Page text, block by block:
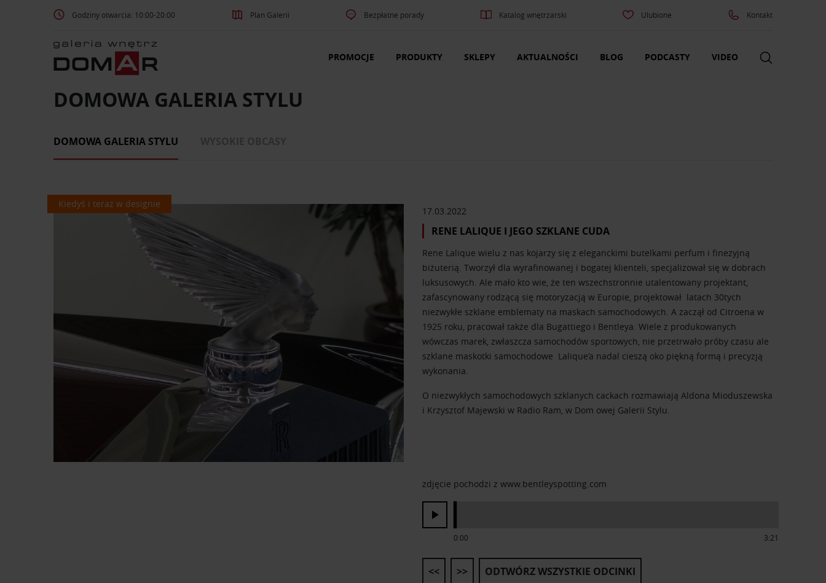
Godziny otwarcia: 10:00-20:00 Plan Galerii Bezpłatne porady Katalog wnętrzarski Ulubione Kontakt
PROMOCJE PRODUKTY SKLEPY AKTUALNOŚCI BLOG PODCASTY VIDEO
DOMOWA GALERIA STYLU
DOMOWA GALERIA STYLU
Kiedyś i teraz w designie
17.03.2022
RENE LALIQUE I JEGO SZKLANE CUDA
Rene Lalique wielu z nas kojarzy się z eleganckimi butelkami perfum i finezyjną
biżuterią. Tworzył dla wyrafinowanej i bogatej klienteli, specjalizował się w dobrach
luksusowych. Ale mało kto wie, że ten wszechstronnie utalentowany projektant,
zafascynowany rodzącą się motoryzacją w Europie, projektował latach 30tych
niezwykłe szklane emblematy na maskach samochodowych. A zaczął od Citroena w
1925 roku, pracował także dla Bugattiego i Bentleya. Wiele z produkowanych
wówczas marek, zwłaszcza samochodów sportowych, nie przetrwało próby czasu ale
szklane maskotki samochodowe Lalique’a nadal cieszą oko piękną formą i precyzją
wykonania.
O niezwykłych samochodowych szklanych cackach rozmawiają Aldona Mioduszewska
i Krzysztof Majewski w Radio Ram, w Dom owej Galerii Stylu.
zdjęcie pochodzi z www.bentleyspotting.com
0:00 3:21
<< >> ODTWÓRZ WSZYSTKIE ODCINKI